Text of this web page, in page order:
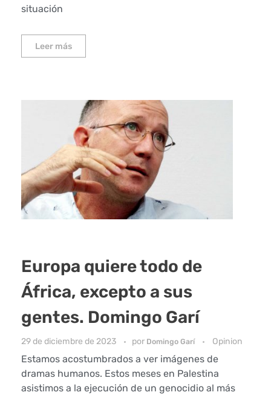
situación
Leer más
Europa quiere todo de
África, excepto a sus
gentes. Domingo Garí
29 de diciembre de 2023 por Domingo Garí Opinion
Estamos acostumbrados a ver imágenes de
dramas humanos. Estos meses en Palestina
asistimos a la ejecución de un genocidio al más